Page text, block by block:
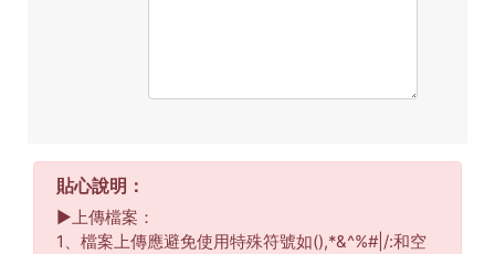
貼心說明：
▶︎上傳檔案：
1、檔案上傳應避免使用特殊符號如(),*&^%#|/:和空